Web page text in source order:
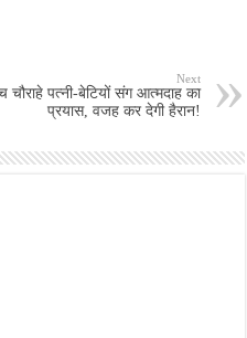
Next
चौराहे पत्नी-बेटियों संग आत्मदाह का
प्रयास, वजह कर देगी हैरान!